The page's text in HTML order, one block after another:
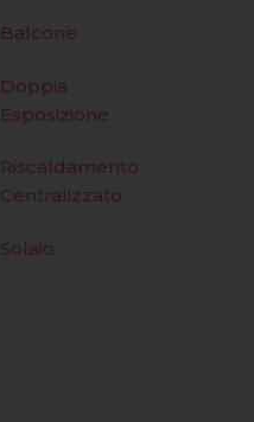
Balcone
Doppia
Esposizione
Riscaldamento
Centralizzato
Solaio